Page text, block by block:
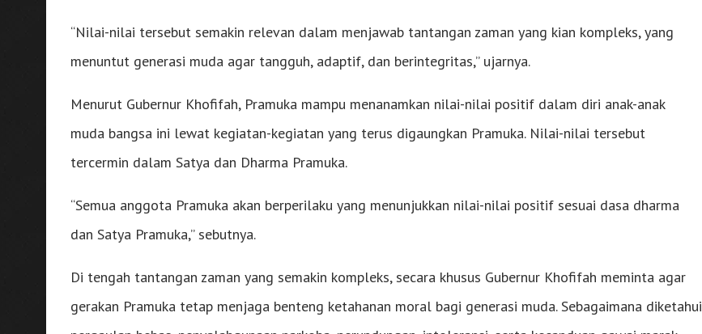
“Nilai-nilai tersebut semakin relevan dalam menjawab tantangan zaman yang kian kompleks, yang
menuntut generasi muda agar tangguh, adaptif, dan berintegritas,” ujarnya.
Menurut Gubernur Khofifah, Pramuka mampu menanamkan nilai-nilai positif dalam diri anak-anak
muda bangsa ini lewat kegiatan-kegiatan yang terus digaungkan Pramuka. Nilai-nilai tersebut
tercermin dalam Satya dan Dharma Pramuka.
“Semua anggota Pramuka akan berperilaku yang menunjukkan nilai-nilai positif sesuai dasa dharma
dan Satya Pramuka,” sebutnya.
Di tengah tantangan zaman yang semakin kompleks, secara khusus Gubernur Khofifah meminta agar
gerakan Pramuka tetap menjaga benteng ketahanan moral bagi generasi muda. Sebagaimana diketahui